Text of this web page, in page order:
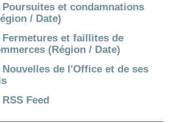
Poursuites et condamnations
/ Date)
Fermetures et faillites de
(Région / Date)
Nouvelles de l'Office et de ses
RSS Feed